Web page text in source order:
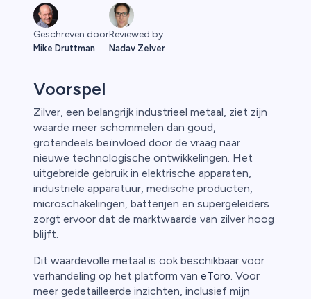
Geschreven door
Mike Druttman
Reviewed by
Nadav Zelver
Voorspel
Zilver, een belangrijk industrieel metaal, ziet zijn
waarde meer schommelen dan goud,
grotendeels beïnvloed door de vraag naar
nieuwe technologische ontwikkelingen. Het
uitgebreide gebruik in elektrische apparaten,
industriële apparatuur, medische producten,
microschakelingen, batterijen en supergeleiders
zorgt ervoor dat de marktwaarde van zilver hoog
blijft.
Dit waardevolle metaal is ook beschikbaar voor
verhandeling op het platform van eToro. Voor
meer gedetailleerde inzichten, inclusief mijn